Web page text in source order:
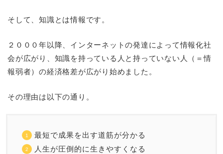
そして、知識とは情報です。
２０００年以降、インターネットの発達によって情報化社
会が広がり、知識を持っている人と持っていない人（＝情
報弱者）の経済格差が広がり始めました。
その理由は以下の通り。
最短で成果を出す道筋が分かる
人生が圧倒的に生きやすくなる